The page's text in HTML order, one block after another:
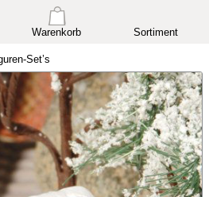
Warenkorb Sortiment
Set’s